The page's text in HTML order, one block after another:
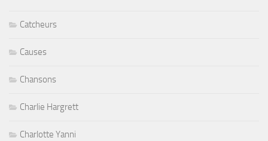
Catcheurs
Causes
Chansons
Charlie Hargrett
Charlotte Yanni